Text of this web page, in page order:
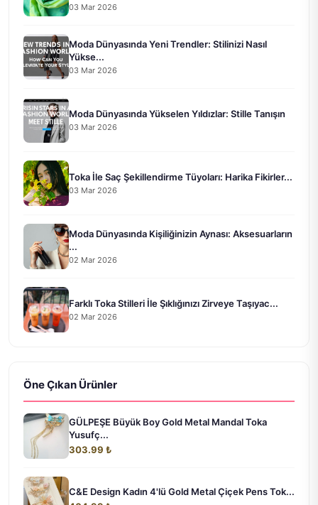
03 Mar 2026
Moda Dünyasında Yeni Trendler: Stilinizi Nasıl
Yükse...
03 Mar 2026
Moda Dünyasında Yükselen Yıldızlar: Stille Tanışın
03 Mar 2026
Toka İle Saç Şekillendirme Tüyoları: Harika Fikirler...
03 Mar 2026
Moda Dünyasında Kişiliğinizin Aynası: Aksesuarların
...
02 Mar 2026
Farklı Toka Stilleri İle Şıklığınızı Zirveye Taşıyac...
02 Mar 2026
Öne Çıkan Ürünler
GÜLPEŞE Büyük Boy Gold Metal Mandal Toka
Yusufç...
303.99 ₺
C&E Design Kadın 4'lü Gold Metal Çiçek Pens Tok...